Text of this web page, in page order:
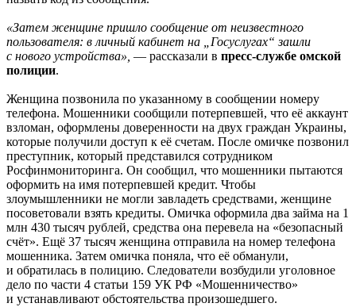
«Затем женщине пришло сообщение от неизвестного
пользователя: в личный кабинет на „Госуслугах“ зашли
с нового устройства», — рассказали в пресс-службе омской
полиции.
Женщина позвонила по указанному в сообщении номеру
телефона. Мошенники сообщили потерпевшей, что её аккаунт
взломан, оформлены доверенности на двух граждан Украины,
которые получили доступ к её счетам. После омичке позвонил
преступник, который представился сотрудником
Росфинмониторинга. Он сообщил, что мошенники пытаются
оформить на имя потерпевшей кредит. Чтобы
злоумышленники не могли завладеть средствами, женщине
посоветовали взять кредиты. Омичка оформила два займа на 1
млн 430 тысяч рублей, средства она перевела на «безопасный
счёт». Ещё 37 тысяч женщина отправила на номер телефона
мошенника. Затем омичка поняла, что её обманули,
и обратилась в полицию. Следователи возбудили уголовное
дело по части 4 статьи 159 УК РФ «Мошенничество»
и устанавливают обстоятельства произошедшего.